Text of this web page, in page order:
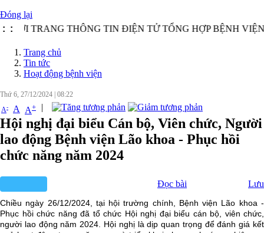
Đóng lại
: :TRANG THÔNG TIN ĐIỆN TỬ TỔNG HỢP BỆNH VIỆN
Trang chủ
Tin tức
Hoạt động bệnh viện
Thứ 6, 27/12/2024 08:22
A- A A+ |
Hội nghị đại biểu Cán bộ, Viên chức, Người
lao động Bệnh viện Lão khoa - Phục hồi
chức năng năm 2024
Đọc bài Lưu
Chiều ngày 26/12/2024, tại hội trường chính, Bệnh viện Lão khoa -
Phục hồi chức năng đã tổ chức Hội nghị đại biểu cán bộ, viên chức,
người lao động năm 2024. Hội nghị là dịp quan trọng để đánh giá kết